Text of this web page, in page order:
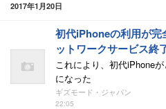
2017年1月20日
初代iPhoneの利用が完
ットワークサービス終
これにより、初代iPhone
になった
ギズモード・ジャパン
22:05